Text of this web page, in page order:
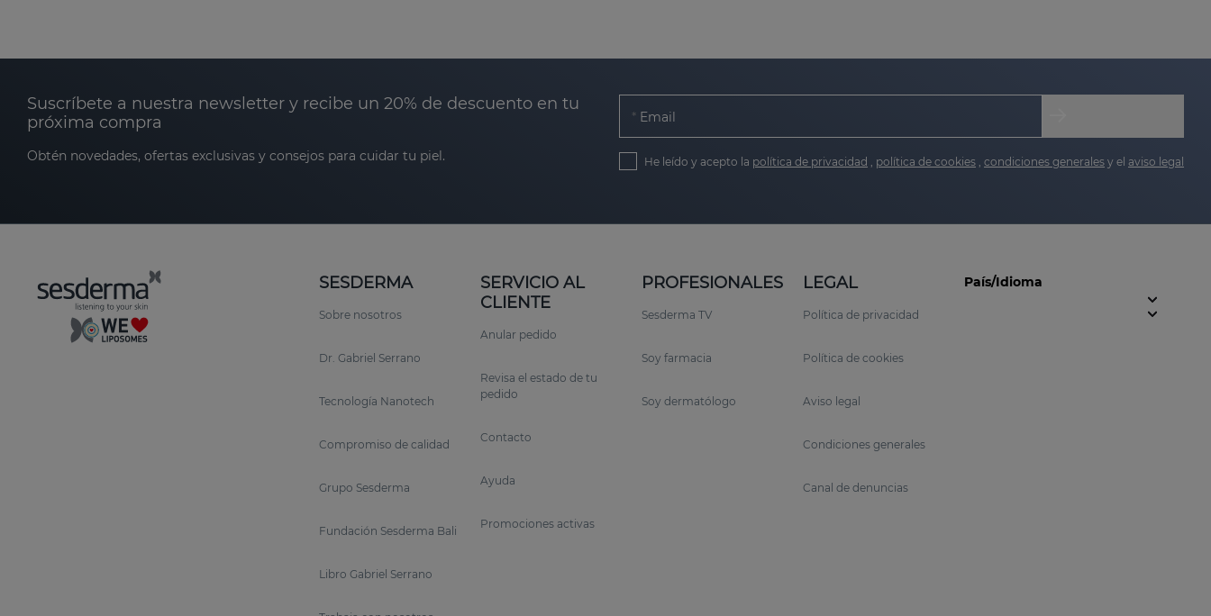
Suscríbete a nuestra newsletter y recibe un 20% de descuento en tu
próxima compra
Obtén novedades, ofertas exclusivas y consejos para cuidar tu piel.
Email
He leído y acepto la política de privacidad política de cookies condiciones generales y el aviso legal
SESDERMA
Sobre nosotros
Dr. Gabriel Serrano
Tecnología Nanotech
Compromiso de calidad
Grupo Sesderma
Fundación Sesderma Bali
Libro Gabriel Serrano
SERVICIO AL
CLIENTE
Anular pedido
Revisa el estado de tu
pedido
Contacto
Ayuda
Promociones activas
PROFESIONALES
Sesderma TV
Soy farmacia
Soy dermatólogo
LEGAL
Política de privacidad
Política de cookies
Aviso legal
Condiciones generales
Canal de denuncias
País/Idioma